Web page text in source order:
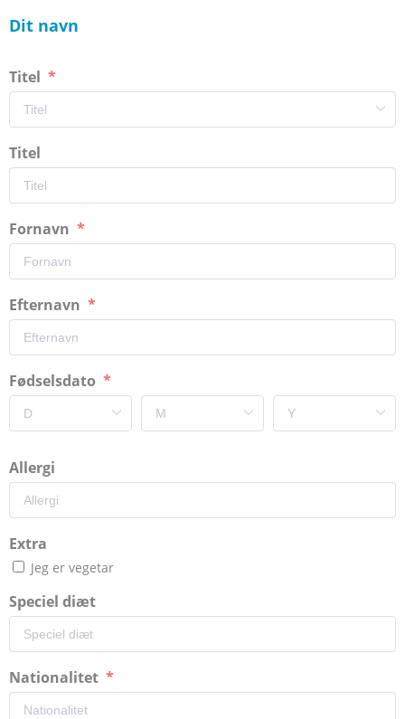
Dit navn
Titel
Titel
Fornavn
Efternavn
Fødselsdato
Allergi
Extra
Jeg er vegetar
Speciel diæt
Nationalitet